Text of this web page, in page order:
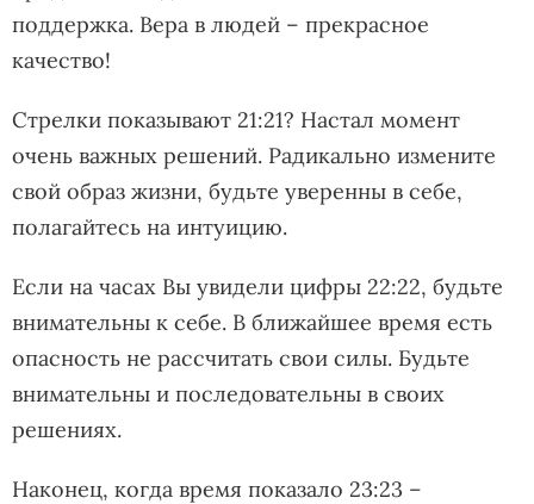
поддержка. Вера в людей – прекрасное
качество!
Стрелки показывают 21:21? Настал момент
очень важных решений. Радикально измените
свой образ жизни, будьте уверенны в себе,
полагайтесь на интуицию.
Если на часах Вы увидели цифры 22:22, будьте
внимательны к себе. В ближайшее время есть
опасность не рассчитать свои силы. Будьте
внимательны и последовательны в своих
решениях.
Наконец, когда время показало 23:23 –